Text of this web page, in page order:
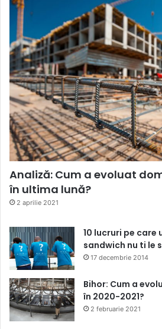
Analiză: Cum a evoluat
în ultima lună?
2 aprilie 2021
10 lucruri pe care
sandwich nu ti le
17 decembrie 2014
Bihor: Cum a
în 2020-2021?
2 februarie 2021